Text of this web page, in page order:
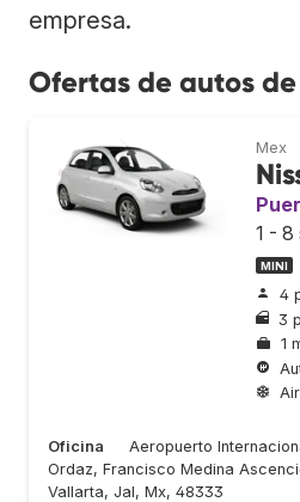
empresa.
Ofertas de autos
Mex
1 - 8
MINI
4
3
1
Oficina
Aeropuerto
Ordaz, Francisco Medina
Vallarta, Jal, Mx, 48333